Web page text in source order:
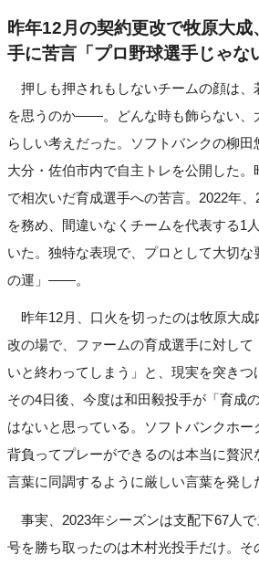
昨年12月の契約更改で牧原大成
手に苦言「プロ野球選手じゃな
押しも押されもしないチームの顔は、
を思うのか――。どんな時も飾らない、
らしい考えだった。ソフトバンクの柳田
大分・佐伯市内で自主トレを公開した。
で相次いだ育成選手への苦言。2022年
を務め、間違いなくチームを代表する1
いた。独特な表現で、プロとして大切な
の運」――。
昨年12月、口火を切ったのは牧原大成
改の場で、ファームの育成選手に対して
いと終わってしまう」と、現実を突きつ
その4日後、今度は和田毅投手が「育成
はないと思っている。ソフトバンクホー
背負ってプレーができるのは本当に贅
言葉に同調するように厳しい言葉を発し
事実、2023年シーズンは支配下67人
号を勝ち取ったのは木村光投手だけ。